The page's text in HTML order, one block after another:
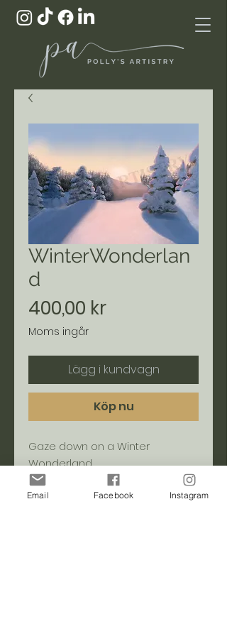
WinterWonderlan
d
400,00 krPris
Moms ingår
Lägg i kundvagn
Köp nu
Gaze down on a Winter
Wonderland
Email Facebook Instagram